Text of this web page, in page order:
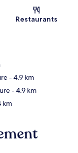
Restaurants
- 4.9 km
- 4.9 km
km